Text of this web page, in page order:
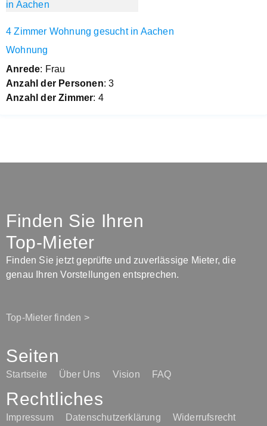
4 Zimmer Wohnung gesucht in Aachen
Wohnung
Anrede: Frau
Anzahl der Personen: 3
Anzahl der Zimmer: 4
Finden Sie Ihren
Top-Mieter
Finden Sie jetzt geprüfte und zuverlässige Mieter, die
genau Ihren Vorstellungen entsprechen.
Top-Mieter finden >
Seiten
Startseite Über Uns Vision FAQ
Rechtliches
Impressum Datenschutzerklärung Widerrufsrecht